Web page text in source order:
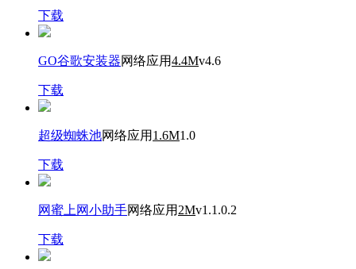
下载
GO谷歌安装器网络应用4.4Mv4.6
下载
超级蜘蛛池网络应用 1.6M1.0
下载
网蜜上网小助手网络应用 2Mv1.1.0.2
下载